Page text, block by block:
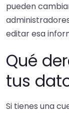
pueden
editar esa
Qué
tus
Si tienes una